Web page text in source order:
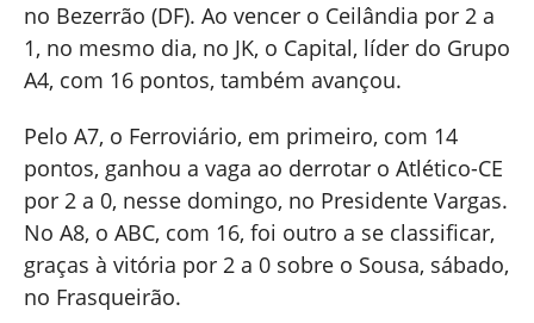
no Bezerrão (DF). Ao vencer o Ceilândia por 2 a
1, no mesmo dia, no JK, o Capital, líder do Grupo
A4, com 16 pontos, também avançou.
Pelo A7, o Ferroviário, em primeiro, com 14
pontos, ganhou a vaga ao derrotar o Atlético-CE
por 2 a 0, nesse domingo, no Presidente Vargas.
No A8, o ABC, com 16, foi outro a se classificar,
graças à vitória por 2 a 0 sobre o Sousa, sábado,
no Frasqueirão.